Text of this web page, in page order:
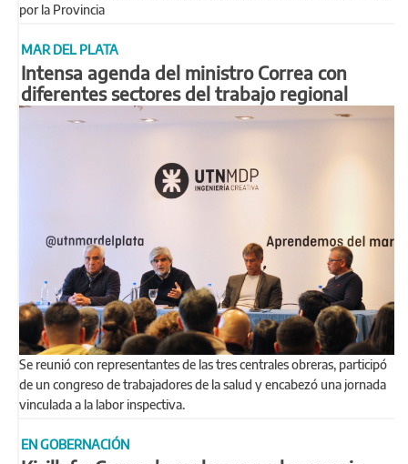
por la Provincia
MAR DEL PLATA
Intensa agenda del ministro Correa con
diferentes sectores del trabajo regional
Se reunió con representantes de las tres centrales obreras, participó
de un congreso de trabajadores de la salud y encabezó una jornada
vinculada a la labor inspectiva.
EN GOBERNACIÓN